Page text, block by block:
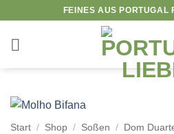
springen
FEINES AUS PORTUGAL
Start / Shop / Soßen / Dom